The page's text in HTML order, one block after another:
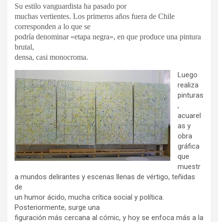
Su estilo vanguardista ha pasado por
muchas vertientes. Los primeros años fuera de Chile
corresponden a lo que se
podría denominar «etapa negra», en que produce una pintura
brutal,
densa, casi monocroma.
Luego
realiza
pinturas
,
acuarel
as y
obra
gráfica
que
muestr
a mundos delirantes y escenas llenas de vértigo, teñidas
de
un humor ácido, mucha crítica social y política.
Posteriormente, surge una
figuración más cercana al cómic, y hoy se enfoca más a la